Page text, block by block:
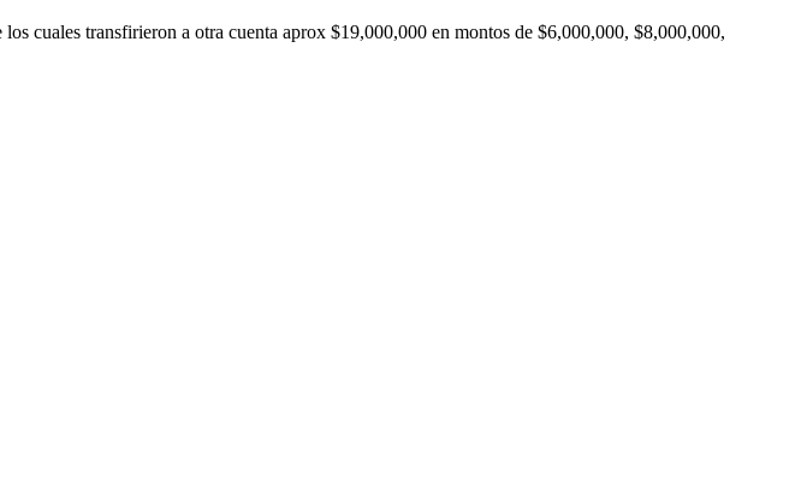
los cuales transfirieron a otra cuenta aprox $19,000,000 en montos de $6,000,000, $8,000,000,